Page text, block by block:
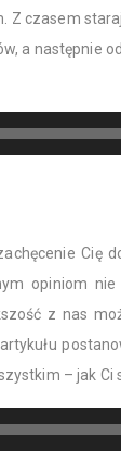
Z czasem
a następnie
Cię
opiniom
z nas
– jak Ci